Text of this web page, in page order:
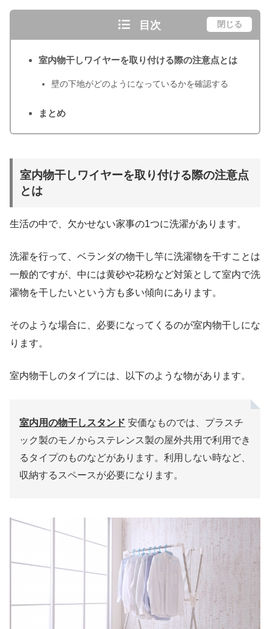
目次 閉じる
室内物干しワイヤーを取り付ける際の注意点とは
壁の下地がどのようになっているかを確認する
まとめ
室内物干しワイヤーを取り付ける際の注意点
とは
生活の中で、欠かせない家事の1つに洗濯があります。
洗濯を行って、ベランダの物干し竿に洗濯物を干すことは
一般的ですが、中には黄砂や花粉など対策として室内で洗
濯物を干したいという方も多い傾向にあります。
そのような場合に、必要になってくるのが室内物干しにな
ります。
室内物干しのタイプには、以下のような物があります。
室内用の物干しスタンド 安価なものでは、プラスチ
ック製のモノからステレンス製の屋外共用で利用でき
るタイプのものなどがあります。利用しない時など、
収納するスペースが必要になります。